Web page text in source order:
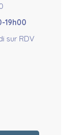
19h00
sur RDV